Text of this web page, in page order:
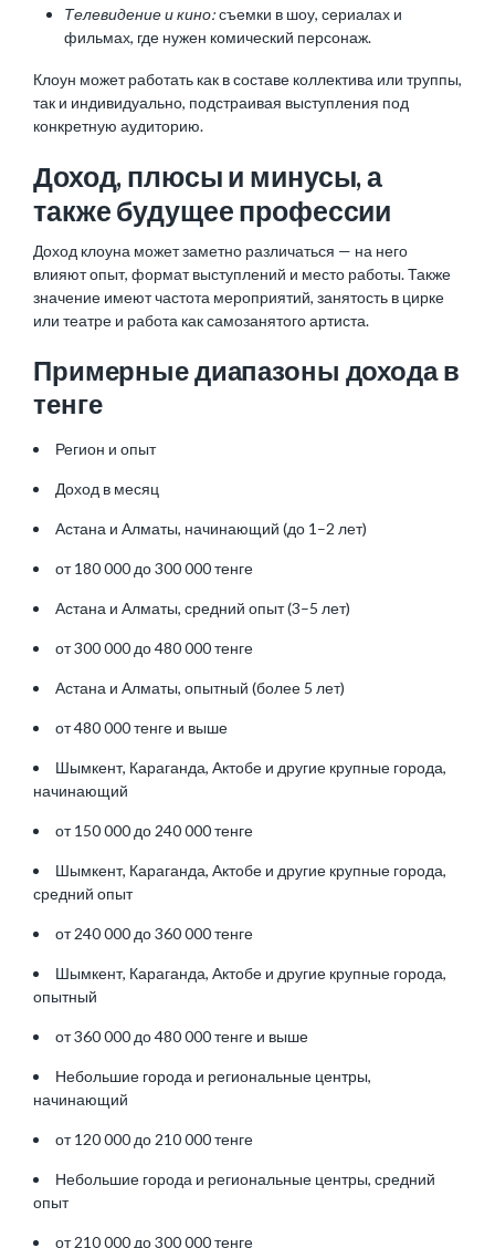
Телевидение и кино:съемки в шоу, сериалах и
фильмах, где нужен комический персонаж.
Клоун может работать как в составе коллектива или труппы,
так и индивидуально, подстраивая выступления под
конкретную аудиторию.
Доход, плюсы и минусы, а
также будущее профессии
Доход клоуна может заметно различаться — на него
влияют опыт, формат выступлений и место работы. Также
значение имеют частота мероприятий, занятость в цирке
или театре и работа как самозанятого артиста.
Примерные диапазоны дохода в
тенге
Регион и опыт
Доход в месяц
Астана и Алматы, начинающий (до 1–2 лет)
от 180 000 до 300 000 тенге
Астана и Алматы, средний опыт (3–5 лет)
от 300 000 до 480 000 тенге
Астана и Алматы, опытный (более 5 лет)
от 480 000 тенге и выше
Шымкент, Караганда, Актобе и другие крупные города,
начинающий
от 150 000 до 240 000 тенге
Шымкент, Караганда, Актобе и другие крупные города,
средний опыт
от 240 000 до 360 000 тенге
Шымкент, Караганда, Актобе и другие крупные города,
опытный
от 360 000 до 480 000 тенге и выше
Небольшие города и региональные центры,
начинающий
от 120 000 до 210 000 тенге
Небольшие города и региональные центры, средний
опыт
от 210 000 до 300 000 тенге